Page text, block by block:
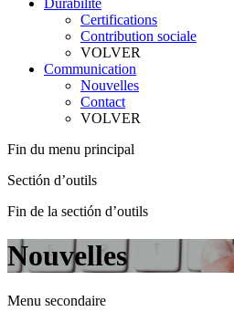
Durabilité
Certifications
Contribution sociale
VOLVER
Communication
Nouvelles
Contact
VOLVER
Fin du menu principal
Sectión d’outils
Fin de la sectión d’outils
Nouvelles
Menu secondaire